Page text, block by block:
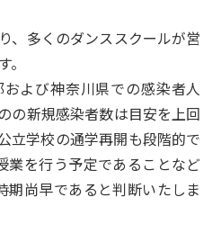
、多くのダンススクールが営
よび神奈川県での感染者人
の新規感染者数は目安を上回
立学校の通学再開も段階的で
業を行う予定であることなど
期尚早であると判断いたしま